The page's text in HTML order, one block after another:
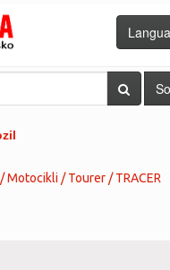
Motocikli / Tourer / TRACER